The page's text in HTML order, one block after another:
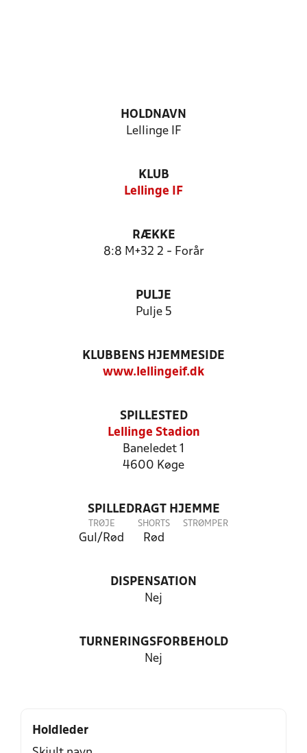
HOLDNAVN
Lellinge IF
KLUB
Lellinge IF
RÆKKE
8:8 M+32 2 - Forår
PULJE
Pulje 5
KLUBBENS HJEMMESIDE
www.lellingeif.dk
SPILLESTED
Lellinge Stadion
Baneledet 1
4600 Køge
SPILLEDRAGT HJEMME
TRØJE
Gul/Rød
SHORTS
Rød
STRØMPER
DISPENSATION
Nej
TURNERINGSFORBEHOLD
Nej
Holdleder